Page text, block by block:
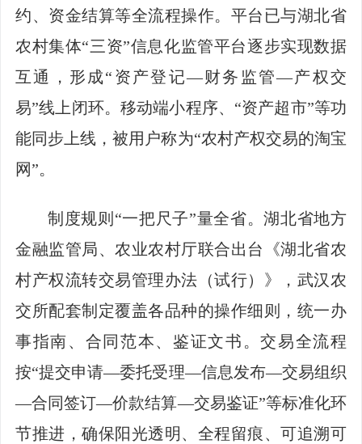
约、资金结算等全流程操作。平台已与湖北省
农村集体“三资”信息化监管平台逐步实现数据
互通，形成“资产登记—财务监管—产权交
易”线上闭环。移动端小程序、“资产超市”等功
能同步上线，被用户称为“农村产权交易的淘宝
网”。
制度规则“一把尺子”量全省。湖北省地方
金融监管局、农业农村厅联合出台《湖北省农
村产权流转交易管理办法（试行）》，武汉农
交所配套制定覆盖各品种的操作细则，统一办
事指南、合同范本、鉴证文书。交易全流程
按“提交申请—委托受理—信息发布—交易组织
—合同签订—价款结算—交易鉴证”等标准化环
节推进，确保阳光透明、全程留痕、可追溯可